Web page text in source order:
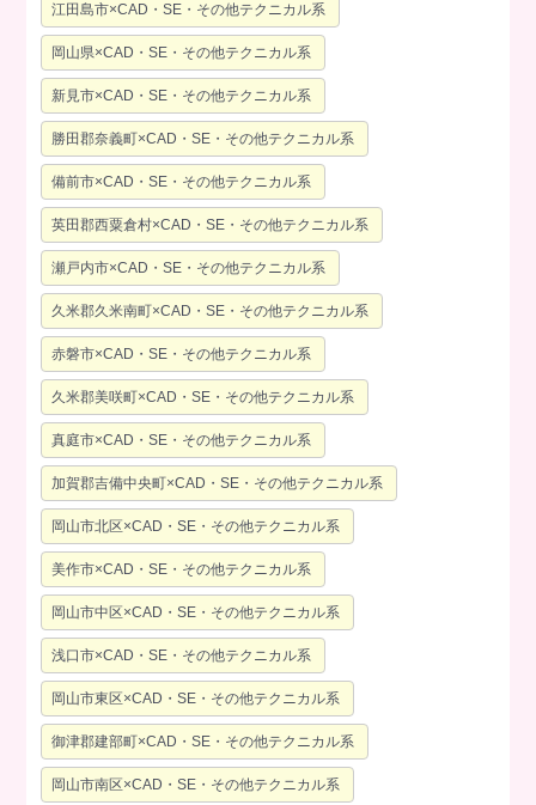
江田島市×CAD・SE・その他テクニカル系
岡山県×CAD・SE・その他テクニカル系
新見市×CAD・SE・その他テクニカル系
勝田郡奈義町×CAD・SE・その他テクニカル系
備前市×CAD・SE・その他テクニカル系
英田郡西粟倉村×CAD・SE・その他テクニカル系
瀬戸内市×CAD・SE・その他テクニカル系
久米郡久米南町×CAD・SE・その他テクニカル系
赤磐市×CAD・SE・その他テクニカル系
久米郡美咲町×CAD・SE・その他テクニカル系
真庭市×CAD・SE・その他テクニカル系
加賀郡吉備中央町×CAD・SE・その他テクニカル系
岡山市北区×CAD・SE・その他テクニカル系
美作市×CAD・SE・その他テクニカル系
岡山市中区×CAD・SE・その他テクニカル系
浅口市×CAD・SE・その他テクニカル系
岡山市東区×CAD・SE・その他テクニカル系
御津郡建部町×CAD・SE・その他テクニカル系
岡山市南区×CAD・SE・その他テクニカル系